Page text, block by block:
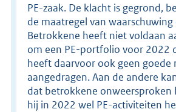
PE-zaak. De klacht is gegrond,
de maatregel van
Betrokkene heeft niet voldaan
om een PE-portfolio voor 2022
heeft daarvoor ook geen goede
aangedragen. Aan de andere
dat betrokkene onweersproken
hij in 2022 wel PE-activiteiten